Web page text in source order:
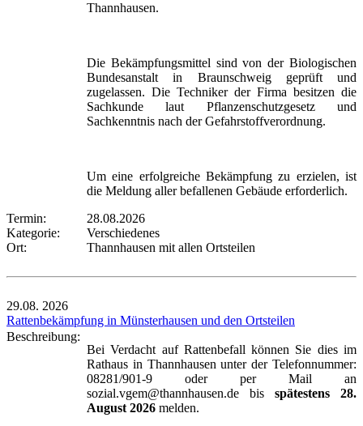
Thannhausen.
Die Bekämpfungsmittel sind von der Biologischen
Bundesanstalt in Braunschweig geprüft und
zugelassen. Die Techniker der Firma besitzen die
Sachkunde laut Pflanzenschutzgesetz und
Sachkenntnis nach der Gefahrstoffverordnung.
Um eine erfolgreiche Bekämpfung zu erzielen, ist
die Meldung aller befallenen Gebäude erforderlich.
Termin:
28.08.2026
Kategorie:
Verschiedenes
Ort:
Thannhausen mit allen Ortsteilen
29.08. 2026
Rattenbekämpfung in Münsterhausen und den Ortsteilen
Beschreibung:
Bei Verdacht auf Rattenbefall können Sie dies im
Rathaus in Thannhausen unter der Telefonnummer:
08281/901-9 oder per Mail an
sozial.vgem@thannhausen.de bis spätestens 28.
August 2026 melden.